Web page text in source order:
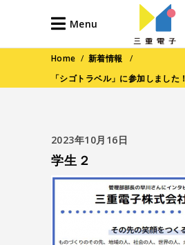
Menu
Home / 新着情報
/
「シゴトラベル」に参加しました！
2023年10月16日
学生２